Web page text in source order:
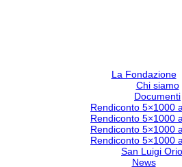
La Fondazione
Chi siamo
Documenti
Rendiconto 5×1000
Rendiconto 5×1000
Rendiconto 5×1000
Rendiconto 5×1000
San Luigi
News